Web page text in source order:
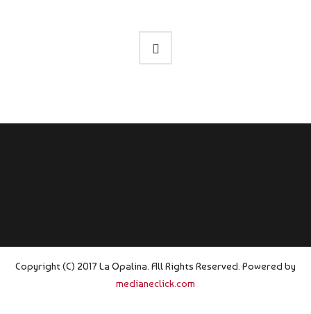
Copyright (C) 2017 La Opalina. All Rights Reserved. Powered by
medianeclick.com